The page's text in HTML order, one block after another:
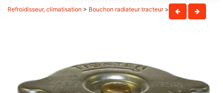
Refroidisseur, climatisation > Bouchon radiateur tracteur>